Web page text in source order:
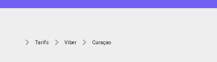
Tarifs Viber Curaçao